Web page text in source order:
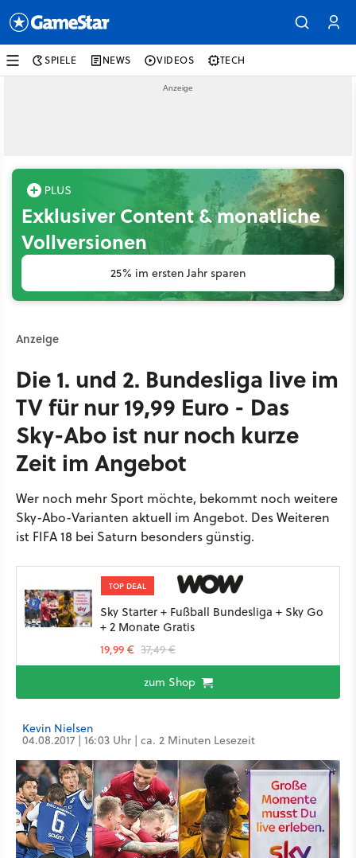
SPIELE NEWS VIDEOS TECH
Exklusiver Content & monatliche
Vollversionen
25% im ersten Jahr sparen
Anzeige
Die 1. und 2. Bundesliga live im
TV für nur 19,99 Euro - Das
Sky-Abo ist nur noch kurze
Zeit im Angebot
Wer noch mehr Sport möchte, bekommt noch weitere
Sky-Abo-Varianten aktuell im Angebot. Des Weiteren
ist FIFA 18 bei Saturn besonders günstig.
TOP DEAL
Sky Starter + Fußball Bundesliga + Sky Go
+ 2 Monate Gratis
19,99 € 37,49 €
zum Shop
Kevin Nielsen
04.08.2017 | 16:03 Uhr | ca. 2 Minuten Lesezeit